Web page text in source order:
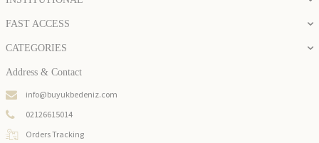
FAST ACCESS
CATEGORIES
Address & Contact
info@buyukbedeniz.com
02126615014
Orders Tracking